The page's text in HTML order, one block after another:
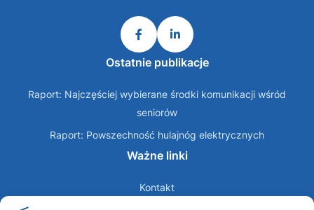
Ostatnie publikacje
Raport: Najczęściej wybierane środki komunikacji wśród
seniorów
Raport: Powszechność hulajnóg elektrycznych
Ważne linki
Kontakt